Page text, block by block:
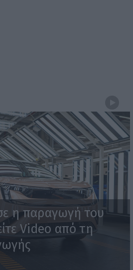
η παραγωγή του
Video από τη